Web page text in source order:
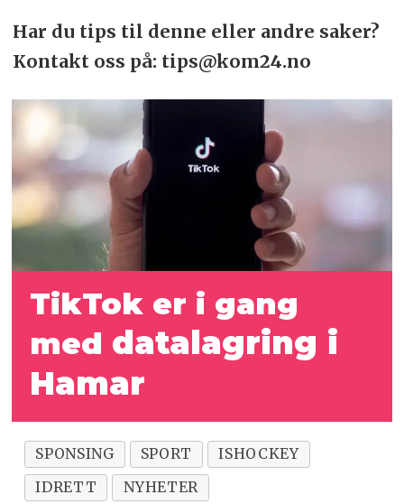
Har du tips til denne eller andre saker?
Kontakt oss på: tips@kom24.no
TikTok er i gang
med datalagring i
Hamar
SPONSING SPORT
ISHOCKEY
IDRETT
NYHETER